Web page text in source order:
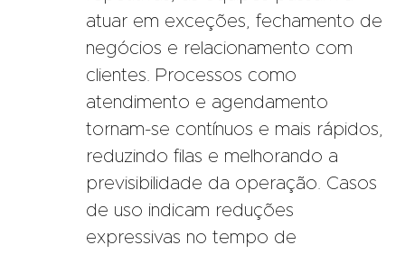
atuar em exceções, fechamento de
negócios e relacionamento com
clientes. Processos como
atendimento e agendamento
tornam-se contínuos e mais rápidos,
reduzindo filas e melhorando a
previsibilidade da operação. Casos
de uso indicam reduções
expressivas no tempo de